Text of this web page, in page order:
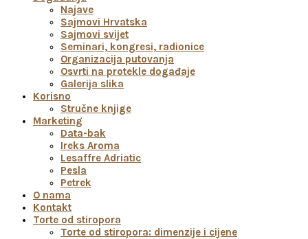
Najave
Sajmovi Hrvatska
Sajmovi svijet
Seminari, kongresi, radionice
Organizacija putovanja
Osvrti na protekle događaje
Galerija slika
Korisno
Stručne knjige
Marketing
Data-bak
Ireks Aroma
Lesaffre Adriatic
Pesla
Petrek
O nama
Kontakt
Torte od stiropora
Torte od stiropora: dimenzije i cijene